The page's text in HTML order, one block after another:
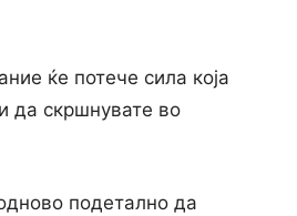
ќе потече сила која
да скршнувате во
подетално да